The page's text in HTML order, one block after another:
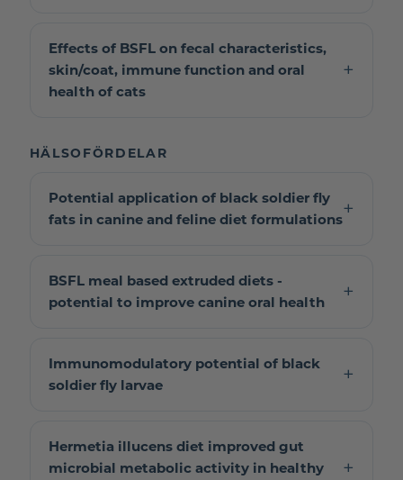
Effects of BSFL on fecal characteristics,
skin/coat, immune function and oral
health of cats
HÄLSOFÖRDELAR
Potential application of black soldier fly
fats in canine and feline diet formulations
BSFL meal based extruded diets -
potential to improve canine oral health
Immunomodulatory potential of black
soldier fly larvae
Hermetia illucens diet improved gut
microbial metabolic activity in healthy